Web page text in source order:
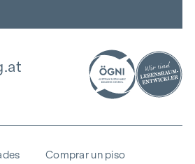
Comprar un piso